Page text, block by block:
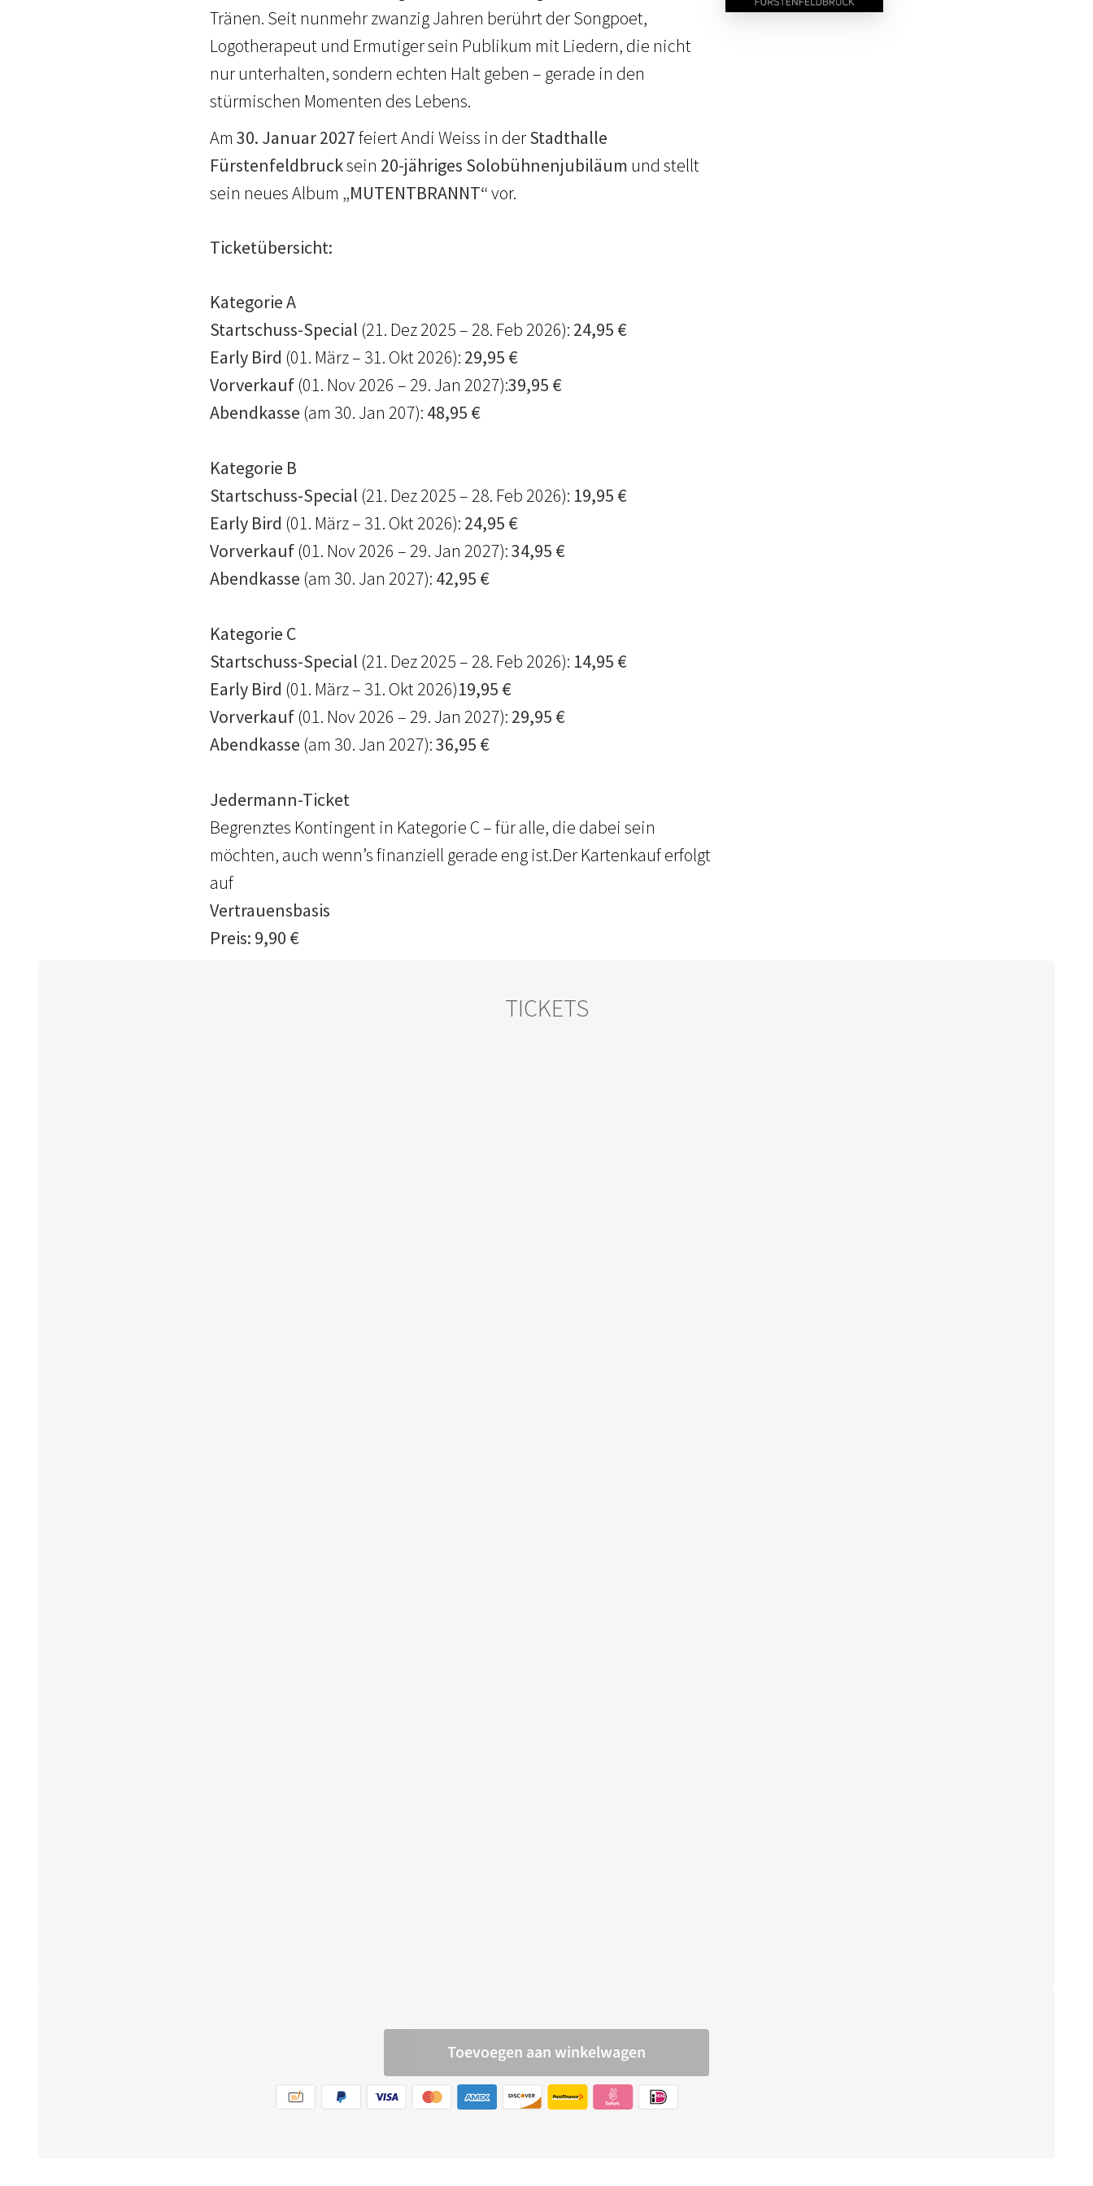
Tränen. Seit nunmehr zwanzig Jahren berührt der Songpoet,
Logotherapeut und Ermutiger sein Publikum mit Liedern, die nicht
nur unterhalten, sondern echten Halt geben – gerade in den
stürmischen Momenten des Lebens.
Am30. Januar 2027feiert Andi Weiss in derStadthalle
Fürstenfeldbrucksein 20-jähriges Solobühnenjubiläum und stellt
sein neues Album „MUTENTBRANNT“vor.
Ticketübersicht:
Kategorie A
Startschuss-Special (21. Dez 2025 – 28. Feb 2026): 24,95 €
Early Bird (01. März – 31. Okt 2026): 29,95 €
Vorverkauf (01. Nov 2026 – 29. Jan 2027):39,95 €
Abendkasse (am 30. Jan 207): 48,95 €
Kategorie B
Startschuss-Special (21. Dez 2025 – 28. Feb 2026): 19,95 €
Early Bird (01. März – 31. Okt 2026): 24,95 €
Vorverkauf (01. Nov 2026 – 29. Jan 2027):34,95 €
Abendkasse (am 30. Jan 2027): 42,95 €
Kategorie C
Startschuss-Special (21. Dez 2025 – 28. Feb 2026): 14,95 €
Early Bird (01. März – 31. Okt 2026)19,95 €
Vorverkauf (01. Nov 2026 – 29. Jan 2027): 29,95 €
Abendkasse (am 30. Jan 2027):36,95 €
Jedermann-Ticket
Begrenztes Kontingent in Kategorie C – für alle, die dabei sein
möchten, auch wenn’s finanziell gerade eng ist.Der Kartenkauf erfolgt
auf
Vertrauensbasis
Preis: 9,90 €
TICKETS